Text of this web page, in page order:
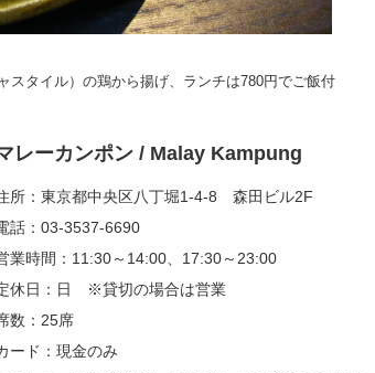
スタイル）の鶏から揚げ、ランチは780円でご飯付
レーカンポン / Malay Kampung
所：東京都中央区八丁堀1-4-8 森田ビル2F
話：03-3537-6690
業時間：11:30～14:00、17:30～23:00
休日：日 ※貸切の場合は営業
数：25席
ード：現金のみ